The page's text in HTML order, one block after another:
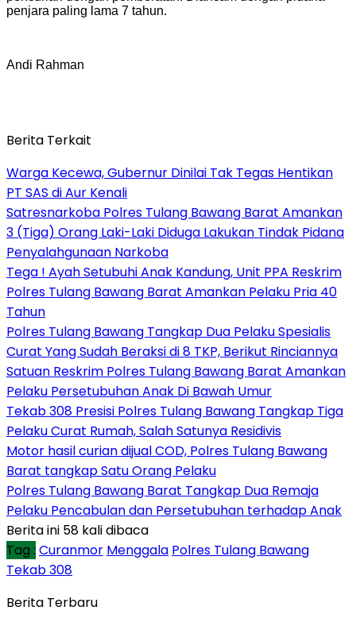
penjara paling lama 7 tahun.
Andi Rahman
Berita Terkait
Warga Kecewa, Gubernur Dinilai Tak Tegas Hentikan
PT SAS di Aur Kenali
Satresnarkoba Polres Tulang Bawang Barat Amankan
3 (Tiga) Orang Laki-Laki Diduga Lakukan Tindak Pidana
Penyalahgunaan Narkoba
Tega ! Ayah Setubuhi Anak Kandung, Unit PPA Reskrim
Polres Tulang Bawang Barat Amankan Pelaku Pria 40
Tahun
Polres Tulang Bawang Tangkap Dua Pelaku Spesialis
Curat Yang Sudah Beraksi di 8 TKP, Berikut Rinciannya
Satuan Reskrim Polres Tulang Bawang Barat Amankan
Pelaku Persetubuhan Anak Di Bawah Umur
Tekab 308 Presisi Polres Tulang Bawang Tangkap Tiga
Pelaku Curat Rumah, Salah Satunya Residivis
Motor hasil curian dijual COD, Polres Tulang Bawang
Barat tangkap Satu Orang Pelaku
Polres Tulang Bawang Barat Tangkap Dua Remaja
Pelaku Pencabulan dan Persetubuhan terhadap Anak
Berita ini 58 kali dibaca
Tag : Curanmor Menggala Polres Tulang Bawang
Tekab 308
Berita Terbaru